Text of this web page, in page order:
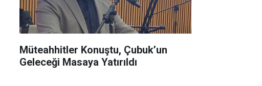
Müteahhitler Konuştu, Çubuk’un
Geleceği Masaya Yatırıldı